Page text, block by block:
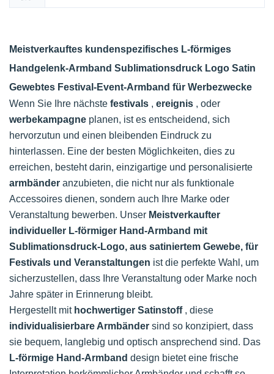
Meistverkauftes kundenspezifisches L-förmiges
Handgelenk-Armband Sublimationsdruck Logo Satin
Gewebtes Festival-Event-Armband für Werbezwecke
Wenn Sie Ihre nächste festivals , ereignis , oder
werbekampagne planen, ist es entscheidend, sich
hervorzutun und einen bleibenden Eindruck zu
hinterlassen. Eine der besten Möglichkeiten, dies zu
erreichen, besteht darin, einzigartige und personalisierte
armbänder anzubieten, die nicht nur als funktionale
Accessoires dienen, sondern auch Ihre Marke oder
Veranstaltung bewerben. Unser Meistverkaufter
individueller L-förmiger Hand-Armband mit
Sublimationsdruck-Logo, aus satiniertem Gewebe, für
Festivals und Veranstaltungen ist die perfekte Wahl, um
sicherzustellen, dass Ihre Veranstaltung oder Marke noch
Jahre später in Erinnerung bleibt.
Hergestellt mit hochwertiger Satinstoff , diese
individualisierbare Armbänder sind so konzipiert, dass
sie bequem, langlebig und optisch ansprechend sind. Das
L-förmige Hand-Armband design bietet eine frische